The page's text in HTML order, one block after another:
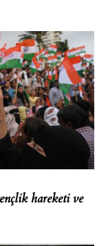
hareketi ve